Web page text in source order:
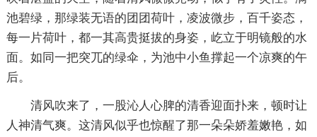
池碧绿，那绿装无语的团团荷叶，凌波微步，百千姿态，
每一片荷叶，都一其高贵挺拔的身姿，屹立于明镜般的水
面。如同一把突兀的绿伞，为池中小鱼撑起一个凉爽的午
后。
清风吹来了，一股沁人心脾的清香迎面扑来，顿时让
人神清气爽。这清风似乎也惊醒了那一朵朵娇羞嫩艳，如